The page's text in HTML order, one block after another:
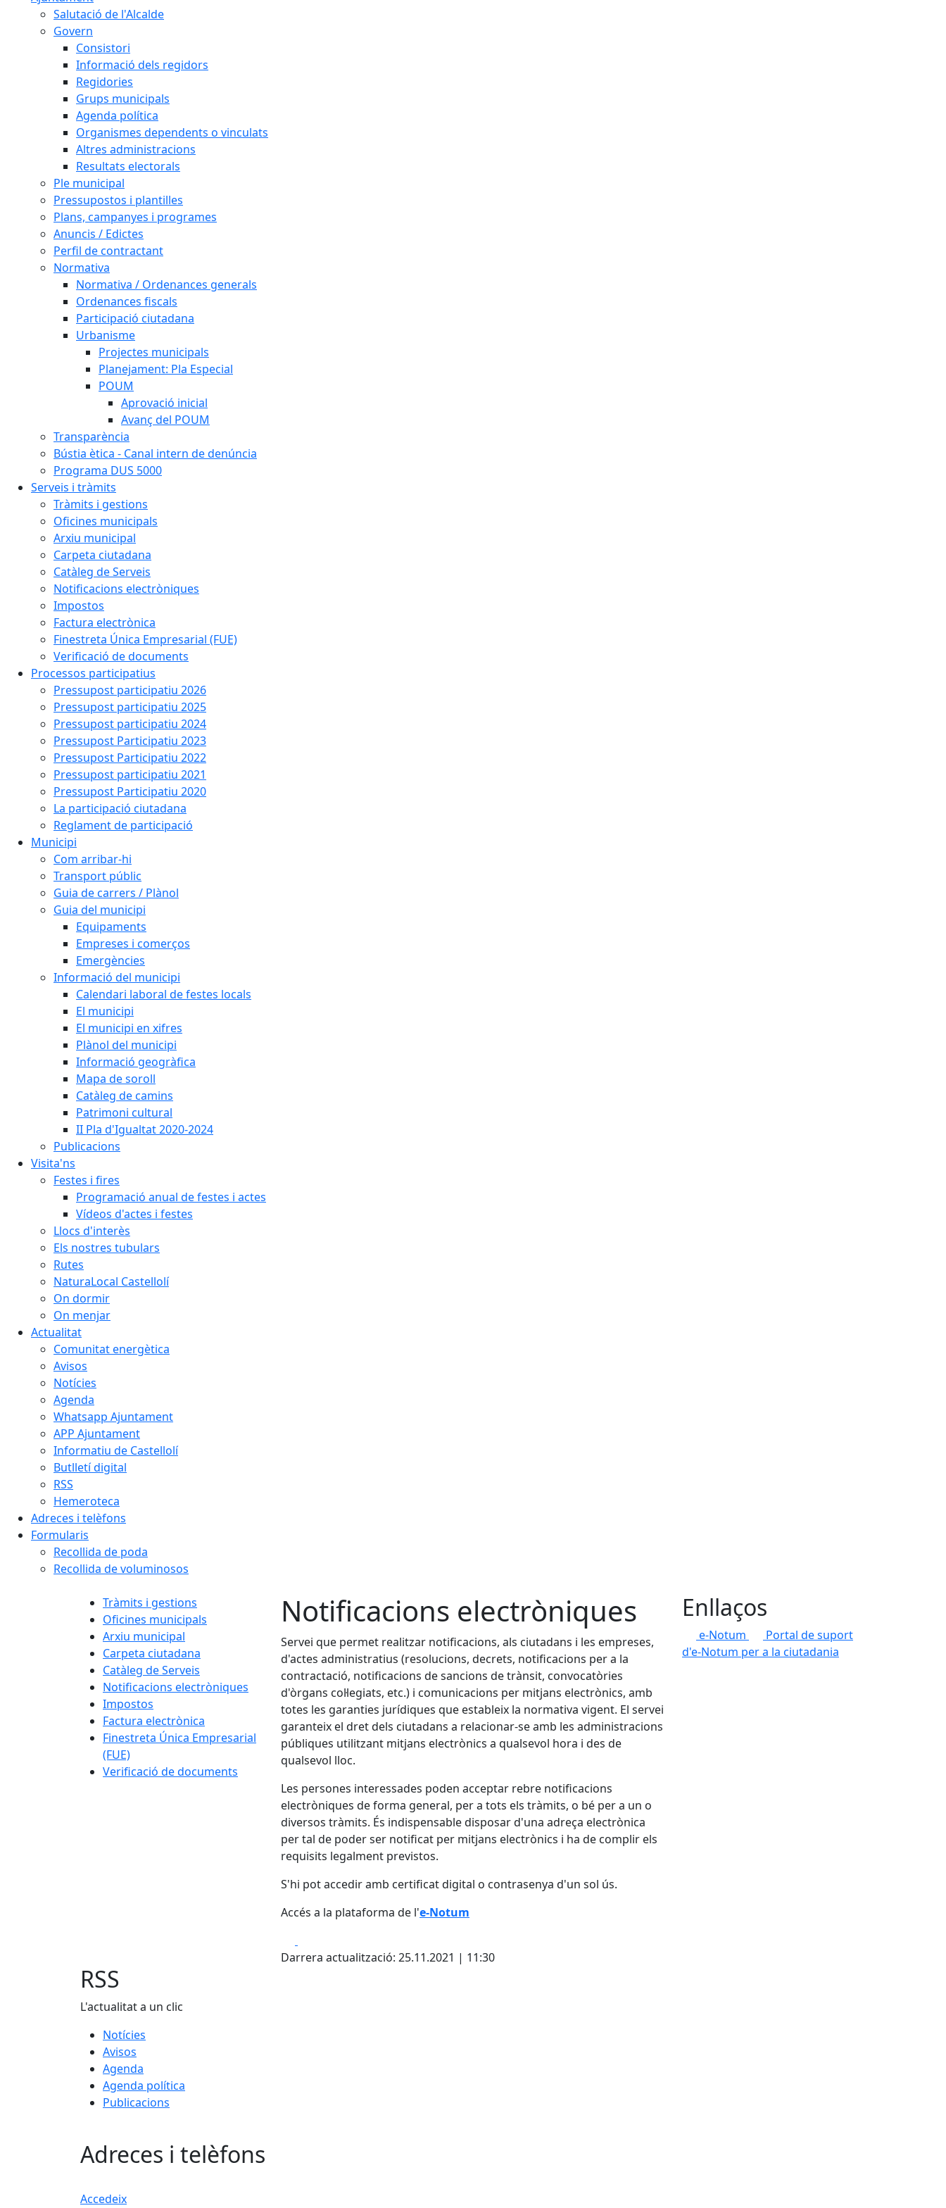
Salutació de l'Alcalde
Govern
Consistori
Informació dels regidors
Regidories
Grups municipals
Agenda política
Organismes dependents o vinculats
Altres administracions
Resultats electorals
Ple municipal
Pressupostos i plantilles
Plans, campanyes i programes
Anuncis / Edictes
Perfil de contractant
Normativa
Normativa / Ordenances generals
Ordenances fiscals
Participació ciutadana
Urbanisme
Projectes municipals
Planejament: Pla Especial
POUM
Aprovació inicial
Avanç del POUM
Transparència
Bústia ètica - Canal intern de denúncia
Programa DUS 5000
Serveis i tràmits
Tràmits i gestions
Oficines municipals
Arxiu municipal
Carpeta ciutadana
Catàleg de Serveis
Notificacions electròniques
Impostos
Factura electrònica
Finestreta Única Empresarial (FUE)
Verificació de documents
Processos participatius
Pressupost participatiu 2026
Pressupost participatiu 2025
Pressupost participatiu 2024
Pressupost Participatiu 2023
Pressupost Participatiu 2022
Pressupost participatiu 2021
Pressupost Participatiu 2020
La participació ciutadana
Reglament de participació
Municipi
Com arribar-hi
Transport públic
Guia de carrers / Plànol
Guia del municipi
Equipaments
Empreses i comerços
Emergències
Informació del municipi
Calendari laboral de festes locals
El municipi
El municipi en xifres
Plànol del municipi
Informació geogràfica
Mapa de soroll
Catàleg de camins
Patrimoni cultural
II Pla d'Igualtat 2020-2024
Publicacions
Visita'ns
Festes i fires
Programació anual de festes i actes
Vídeos d'actes i festes
Llocs d'interès
Els nostres tubulars
Rutes
NaturaLocal Castellolí
On dormir
On menjar
Actualitat
Comunitat energètica
Avisos
Notícies
Agenda
Whatsapp Ajuntament
APP Ajuntament
Informatiu de Castellolí
Butlletí digital
RSS
Hemeroteca
Adreces i telèfons
Formularis
Recollida de poda
Recollida de voluminosos
Tràmits i gestions
Oficines municipals
Arxiu municipal
Carpeta ciutadana
Catàleg de Serveis
Notificacions electròniques
Impostos
Factura electrònica
Finestreta Única Empresarial
(FUE)
Verificació de documents
Notificacions electròniques
Servei que permet realitzar notificacions, als ciutadans i les empreses,
d'actes administratius (resolucions, decrets, notificacions per a la
contractació, notificacions de sancions de trànsit, convocatòries
d'òrgans col·legiats, etc.) i comunicacions per mitjans electrònics, amb
totes les garanties jurídiques que estableix la normativa vigent. El servei
garanteix el dret dels ciutadans a relacionar-se amb les administracions
públiques utilitzant mitjans electrònics a qualsevol hora i des de
qualsevol lloc.
Les persones interessades poden acceptar rebre notificacions
electròniques de forma general, per a tots els tràmits, o bé per a un o
diversos tràmits. És indispensable disposar d'una adreça electrònica
per tal de poder ser notificat per mitjans electrònics i ha de complir els
requisits legalment previstos.
S'hi pot accedir amb certificat digital o contrasenya d'un sol ús.
Accés a la plataforma de l'e-Notum
Darrera actualització: 25.11.2021 | 11:30
Enllaços
e-Notum
Portal de suport
d'e-Notum per a la ciutadania
RSS
L'actualitat a un clic
Notícies
Avisos
Agenda
Agenda política
Publicacions
Adreces i telèfons
Accedeix